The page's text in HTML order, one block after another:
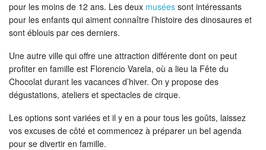
pour les moins de 12 ans. Les deux musées sont intéressants
pour les enfants qui aiment connaître l’histoire des dinosaures et
sont éblouis par ces derniers.
Une autre ville qui offre une attraction différente dont on peut
profiter en famille est Florencio Varela, où a lieu la Fête du
Chocolat durant les vacances d’hiver. On y propose des
dégustations, ateliers et spectacles de cirque.
Les options sont variées et il y en a pour tous les goûts, laissez
vos excuses de côté et commencez à préparer un bel agenda
pour se divertir en famille.